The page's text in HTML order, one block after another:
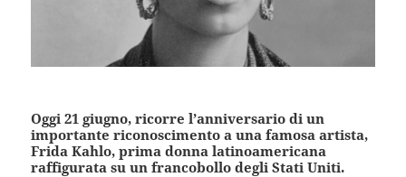
Oggi 21 giugno, ricorre l’anniversario di un
importante riconoscimento a una famosa artista,
Frida Kahlo, prima donna latinoamericana
raffigurata su un francobollo degli Stati Uniti.